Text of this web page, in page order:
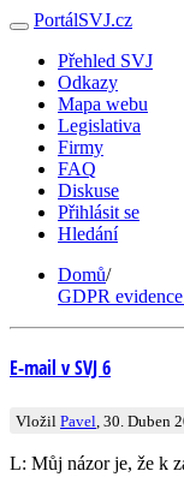
PortálSVJ.cz
Přehled SVJ
Odkazy
Mapa webu
Legislativa
Firmy
FAQ
Diskuse
Přihlásit se
Hledání
Domů/
GDPR
E-mail v SVJ 6
Vložil Pavel , 30. Duben
L: Můj názor je, že k